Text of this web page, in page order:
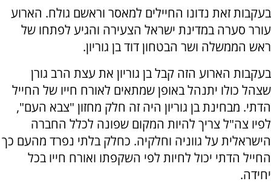
בעקבות זאת נדונו החיילים למאסר וראשם גולח. הארוע
עורר סערה במדינת ישראל הצעירה והגיע לפתחו של
ראש הממשלה ושר הבטחון דוד בן גוריון.
בעקבות הארוע הזה קבל בן גוריון את עצת הרב גורן
שצהל כולו יתנהל באופן שמתאים לאורח חייו של החייל
הדתי. מבחינת בן גוריון היה זה חלק מחזון "צבא העם",
לפיו צה"ל צריך להיות המקום שפונה לכלל החברה
הישראלית על גווניה וחלקיה. כחלק בלתי נפרד מהעם כך
החייל הדתי יכול לחיות לפי השקפתו ואורח חייו בכל
יחידה.